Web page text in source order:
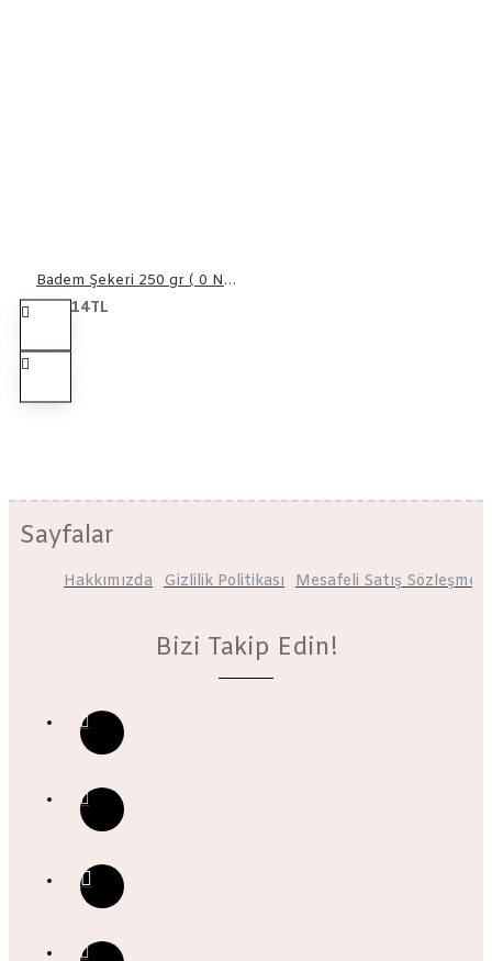
Badem Şekeri 250 gr ( 0 Numara )
115,14TL
Sayfalar
Hakkımızda Gizlilik Politikası Mesafeli Satış Sözleşmesi
Bizi Takip Edin!